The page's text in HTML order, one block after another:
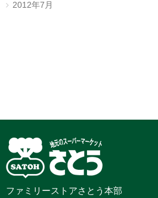
2012年7月
ファミリーストアさとう本部